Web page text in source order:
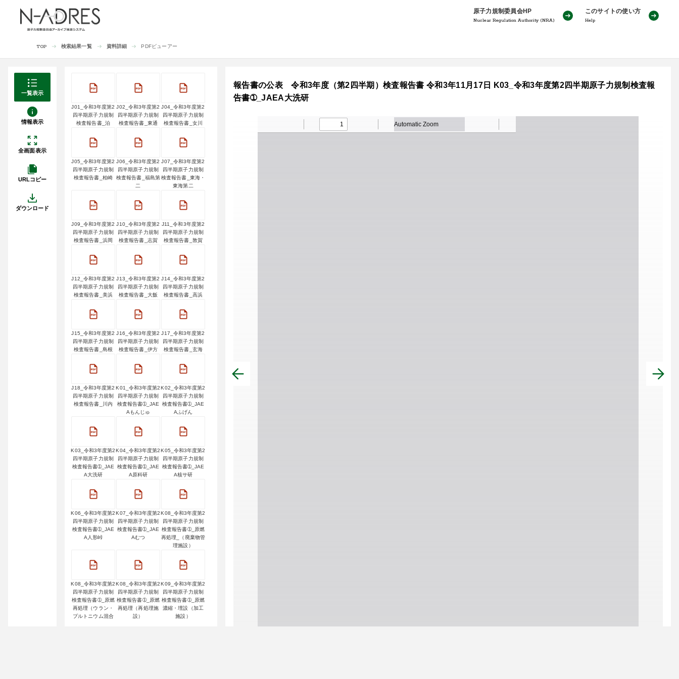
原子力規制委員会HP
Nuclear Regulation Authority (NRA)
このサイトの使い方
Help
TOP 検索結果一覧 資料詳細 PDFビューアー
一覧表示
情報表示
全画面表示
URLコピー
ダウンロード
J01_令和3年度第2
四半期原子力規制
検査報告書_泊
J02_令和3年度第2
四半期原子力規制
検査報告書_東通
J04_令和3年度第2
四半期原子力規制
検査報告書_女川
J05_令和3年度第2
四半期原子力規制
検査報告書_柏崎
J06_令和3年度第2
四半期原子力規制
検査報告書_福島第
二
J07_令和3年度第2
四半期原子力規制
検査報告書_東海・
東海第二
J09_令和3年度第2
四半期原子力規制
検査報告書_浜岡
J10_令和3年度第2
四半期原子力規制
検査報告書_志賀
J11_令和3年度第2
四半期原子力規制
検査報告書_敦賀
J12_令和3年度第2
四半期原子力規制
検査報告書_美浜
J13_令和3年度第2
四半期原子力規制
検査報告書_大飯
J14_令和3年度第2
四半期原子力規制
検査報告書_高浜
J15_令和3年度第2
四半期原子力規制
検査報告書_島根
J16_令和3年度第2
四半期原子力規制
検査報告書_伊方
J17_令和3年度第2
四半期原子力規制
検査報告書_玄海
J18_令和3年度第2
四半期原子力規制
検査報告書_川内
K01_令和3年度第2
四半期原子力規制
検査報告書➀_JAE
Aもんじゅ
K02_令和3年度第2
四半期原子力規制
検査報告書➀_JAE
Aふげん
K03_令和3年度第2
四半期原子力規制
検査報告書➀_JAE
A大洗研
K04_令和3年度第2
四半期原子力規制
検査報告書➀_JAE
A原科研
K05_令和3年度第2
四半期原子力規制
検査報告書➀_JAE
A核サ研
K06_令和3年度第2
四半期原子力規制
検査報告書➀_JAE
A人形峠
K07_令和3年度第2
四半期原子力規制
検査報告書➀_JAE
Aむつ
K08_令和3年度第2
四半期原子力規制
検査報告書➀_原燃
再処理_（廃棄物管
理施設）
K08_令和3年度第2
四半期原子力規制
検査報告書➀_原燃
再処理（ウラン・
プルトニウム混合
K08_令和3年度第2
四半期原子力規制
検査報告書➀_原燃
再処理（再処理施
設）
K09_令和3年度第2
四半期原子力規制
検査報告書➀_原燃
濃縮・埋設（加工
施設）
報告書の公表 令和3年度（第2四半期）検査報告書 令和3年11月17日 K03_令和3年度第2四半期原子力規制検査報
告書➀_JAEA大洗研